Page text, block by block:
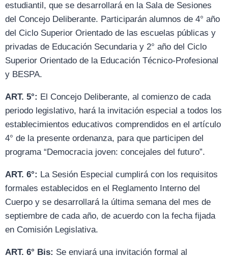
estudiantil, que se desarrollará en la Sala de Sesiones
del Concejo Deliberante. Participarán alumnos de 4° año
del Ciclo Superior Orientado de las escuelas públicas y
privadas de Educación Secundaria y 2° año del Ciclo
Superior Orientado de la Educación Técnico-Profesional
y BESPA.
ART. 5°: El Concejo Deliberante, al comienzo de cada
periodo legislativo, hará la invitación especial a todos los
establecimientos educativos comprendidos en el artículo
4° de la presente ordenanza, para que participen del
programa “Democracia joven: concejales del futuro”.
ART. 6°: La Sesión Especial cumplirá con los requisitos
formales establecidos en el Reglamento Interno del
Cuerpo y se desarrollará la última semana del mes de
septiembre de cada año, de acuerdo con la fecha fijada
en Comisión Legislativa.
ART. 6° Bis: Se enviará una invitación formal al